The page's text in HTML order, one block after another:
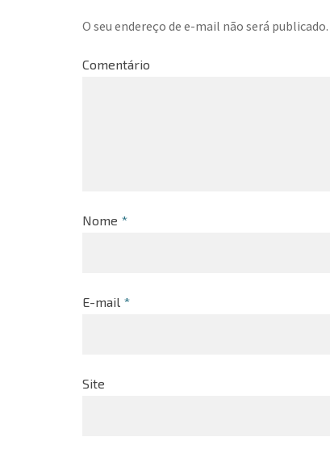
O seu endereço de e-mail não será publicado.
Comentário
Nome *
E-mail *
Site